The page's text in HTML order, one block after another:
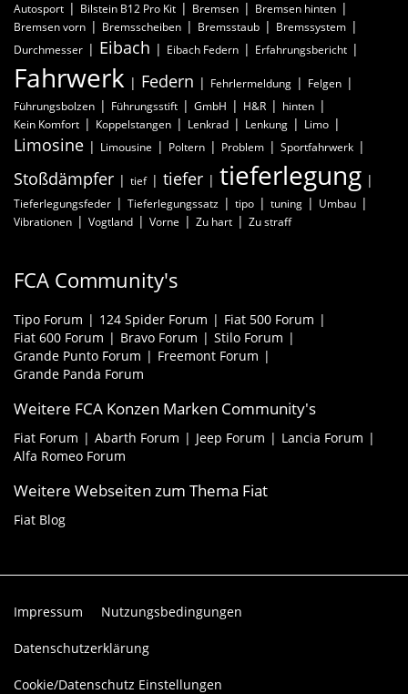
Autosport
Bilstein B12 Pro Kit Bremsen
Bremsen hinten
Bremsen vorn
Bremsscheiben Bremsstaub
Bremssystem
Durchmesser
Eibach Eibach Federn Erfahrungsbericht
Fahrwerk Federn Fehrlermeldung
Felgen
Führungsbolzen
Führungsstift GmbH H&R
hinten
Kein Komfort
Koppelstangen Lenkrad Lenkung Limo
Limosine Limousine Poltern Problem Sportfahrwerk
Stoßdämpfer tief tiefer tieferlegung
Tieferlegungsfeder Tieferlegungssatz tipo tuning
Umbau
Vibrationen
Vogtland Vorne Zu hart Zu straff
FCA Community's
Tipo Forum 124 Spider Forum
Fiat 500 Forum
Fiat 600 Forum
Bravo Forum
Stilo Forum
Grande Punto Forum
Freemont Forum
Grande Panda Forum
Weitere FCA Konzen Marken Community's
Fiat Forum Abarth Forum Jeep Forum
Lancia Forum
Alfa Romeo Forum
Weitere Webseiten zum Thema Fiat
Fiat Blog
Impressum Nutzungsbedingungen
Datenschutzerklärung
Cookie/Datenschutz Einstellungen